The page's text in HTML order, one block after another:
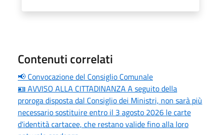
Contenuti correlati
📢 Convocazione del Consiglio Comunale
🪪 AVVISO ALLA CITTADINANZA A seguito della
proroga disposta dal Consiglio dei Ministri, non sarà più
necessario sostituire entro il 3 agosto 2026 le carte
d'identità cartacee, che restano valide fino alla loro